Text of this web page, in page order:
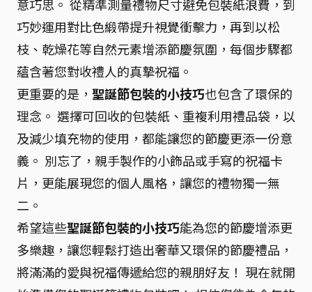
意巧思。 從精準測量禮物尺寸避免包裝紙浪費，到
巧妙運用對比色緞帶提升視覺衝擊力，再到以松
枝、乾燥花等自然元素增添節慶氛圍，每個步驟都
蘊含著您對收禮人的真摯祝福。
更重要的是， 聖誕節包裝的小技巧也包含了環保的
理念。 選擇可回收的包裝紙、重複利用禮品袋，以
及減少填充物的使用，都能讓您的節慶更添一份意
義。 別忘了，親手製作的小飾品或手寫的祝福卡
片，更能展現您的個人風格，讓您的禮物獨一無
二。
希望這些聖誕節包裝的小技巧能為您的節慶增添更
多樂趣，讓您輕鬆打造出奢華又環保的節慶禮品，
將滿滿的愛與祝福傳遞給您的親朋好友！ 現在就開